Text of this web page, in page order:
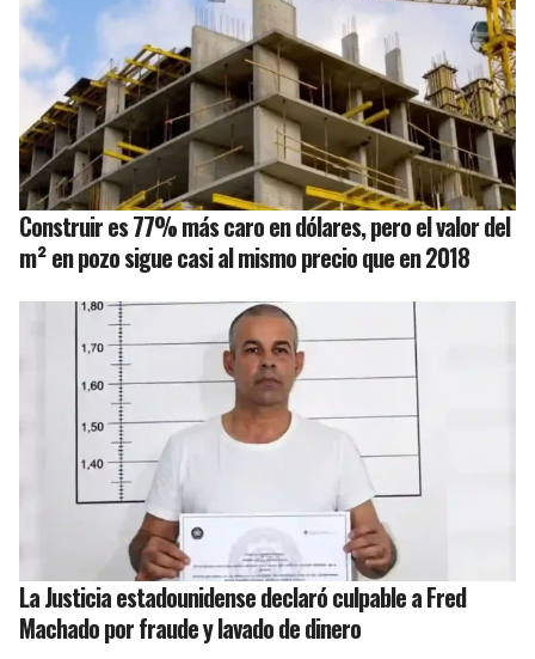
Construir es 77% más caro en dólares, pero el valor del
m² en pozo sigue casi al mismo precio que en 2018
La Justicia estadounidense declaró culpable a Fred
Machado por fraude y lavado de dinero